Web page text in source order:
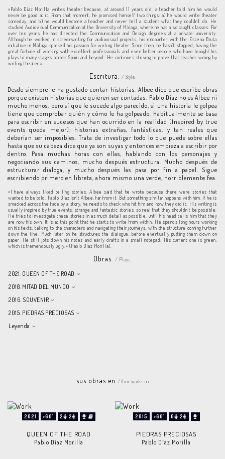
«Pablo Díaz Morilla writes theater because, at around 11 years old, a teacher told him he would
never be good at it. From that moment, he promised himself two things: a) he would write theater
someday, and b) he would become a teacher and never tell a student what they couldn't do. He
studied Audiovisual Communication at the University of Málaga, where he has also taught classes. For
over ten years, he has directed the Communication and Design degrees at a private university.
Although he worked in screenwriting for audiovisual projects, his encounter with the Escena Bruta
initiative in Málaga sparked his passion for writing theater. Since then, he hasn’t stopped, having the
great fortune of working with excellent professionals and even better people who have brought his
plays to many stages across Spain and beyond. He continues striving to prove that teacher wrong by
writing theater.»
Escritura. / Style.
Desde siempre le ha gustado contar historias. Albee dice que escribe obras
porque existen historias que quieren ser contadas. Pablo Díaz no es Albee ni
mucho menos, pero sí que le sucede algo parecido, si una historia le golpea
tiene que comprobar quién y cómo le ha golpeado. Habitualmente se basa
para escribir en sucesos que han ocurrido en la realidad (Inspired by true
events queda mejor); historias extrañas, fantásticas, y tan reales que
deberían ser imposibles. Trata de investigar todo lo que puede sobre ellas
hasta que su cabeza dice que ya son suyas y entonces empieza a escribir por
dentro. Pasa muchas horas con ellas, hablando con los personajes y
negociando sus caminos, mucho después estructura. Mucho después de
estructurar dialoga, y mucho después las pasa por fin a papel. Sigue
escribiendo primero en libreta, ahora mismo una verde, horriblemente fea.
«I have always liked telling stories. Albee said that he wrote because there were stories that
wanted to be told. Pablo Díaz isn’t Albee, far from it. But something similar happens with him: if he is
smacked across the face by a story, he needs to check who hit him and how they did it. His writing is
usually inspired by true events; strange and fantastic stories, so real that they shouldn’t be possible.
He tries to investigate these stories in as much detail as possible, until his head tells him that they
are now his own. It is at this point that he starts to write from within. He spends long hours working
on his texts, talking to the characters and navigating their journeys, with the structure coming further
down the line. Much later on he structures the dialogue, before eventually putting them down on
paper. He still jots down his notes and early drafts in a small notepad. His current one is green,
which is tremendously ugly.» (Pablo Díaz Morilla).
Obras. / Plays.
2021. QUEEN OF THE ROAD
2018. MITAD DEL MUNDO
2016. SOUVENIR
2015. PIEDRAS PRECIOSAS
Leyenda
sus obras en / their works on
2021 >60' 2 2
QUEEN OF THE ROAD
Pablo Díaz Morilla
2015 >60' 0 2
PIEDRAS PRECIOSAS
Pablo Díaz Morilla